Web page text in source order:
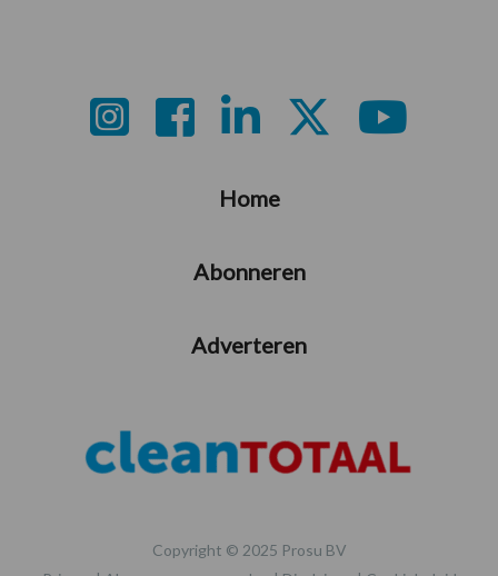
Home
Abonneren
Adverteren
Copyright © 2025 Prosu BV